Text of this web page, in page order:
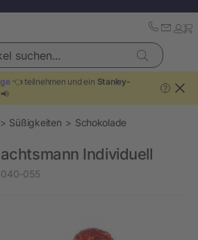
👈 teilnehmen und ein Stanley-
?
Süßigkeiten Schokolade
Individuell
055